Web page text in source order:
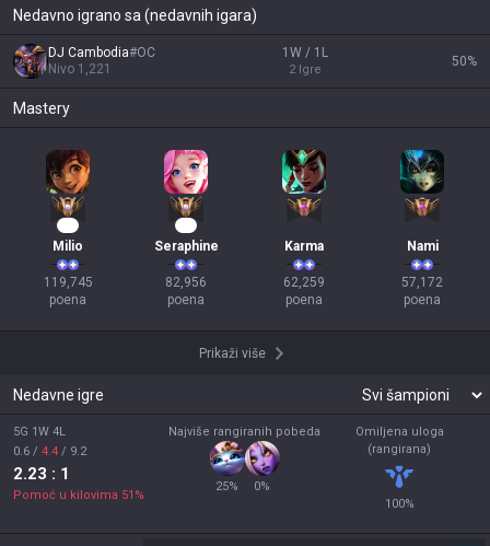
Nedavno igrano sa (nedavnih igara)
DJ Cambodia#OC
Nivo 1,221
1W / 1L
2 Igre
50%
Mastery
Milio
119,745
poena
Seraphine
82,956
poena
Karma
62,259
poena
Nami
57,172
poena
Prikaži više
Nedavne igre
5G 1W 4L
0.6 / 4.4 / 9.2
2.23 : 1
Pomoć u kilovima 51 %
Najviše rangiranih pobeda
25% 0%
Omiljena uloga
(rangirana)
100%